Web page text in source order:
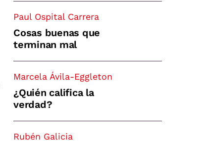
Paul Ospital Carrera
Cosas buenas que
terminan mal
Marcela Ávila-Eggleton
¿Quién califica la
verdad?
Rubén Galicia